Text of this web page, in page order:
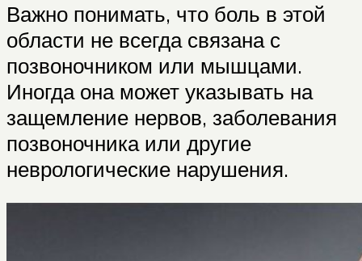
Важно понимать, что боль в этой
области не всегда связана с
позвоночником или мышцами.
Иногда она может указывать на
защемление нервов, заболевания
позвоночника или другие
неврологические нарушения.